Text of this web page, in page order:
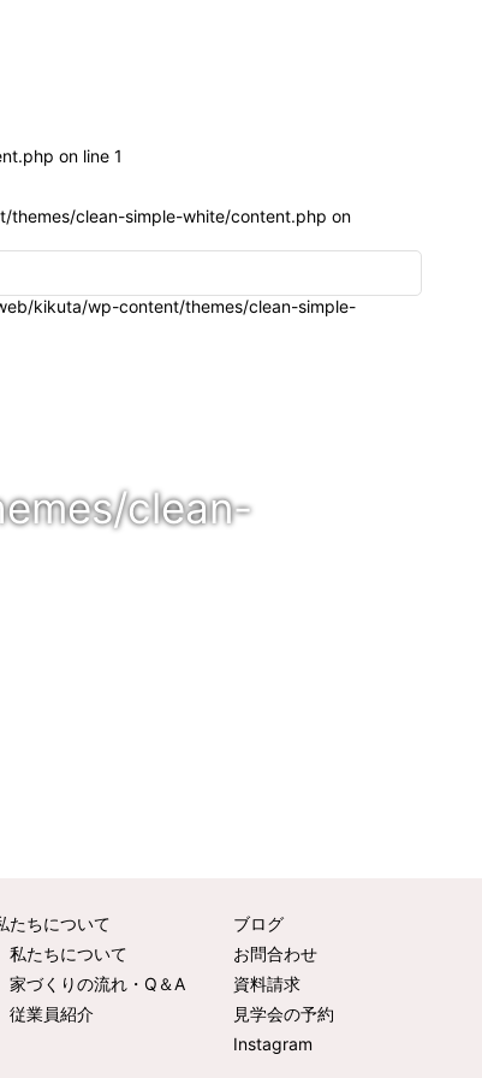
clean-
on line 1
clean-simple-white/content.php on
kikuta/wp-content/themes/clean-simple-
たちについて
私たちについて
家づくりの流れ・Q＆A
従業員紹介
ブログ
お問合わせ
資料請求
見学会の予約
Instagram